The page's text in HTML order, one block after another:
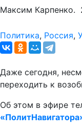
Максим Карпенко.
Политика, Россия,
Даже сегодня,
переходить к
Об этом в эфире